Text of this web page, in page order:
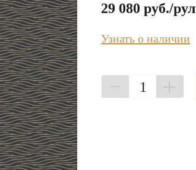
29 080 руб./рул
Узнать о наличии
1